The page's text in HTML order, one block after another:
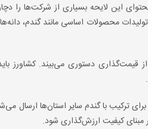
این لایحه بسیاری از شرکت‌ها را
محصولات اساسی مانند گندم،
دستوری می‌بیند. کشاورز باید
ترکیب با گندم سایر استان‌ها ارسال
مبنای کیفیت ارزش‌گذاری شود.